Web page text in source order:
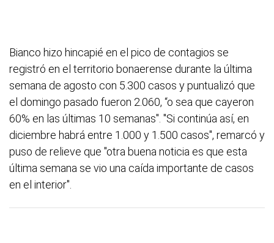
Bianco hizo hincapié en el pico de contagios se
registró en el territorio bonaerense durante la última
semana de agosto con 5.300 casos y puntualizó que
el domingo pasado fueron 2.060, “o sea que cayeron
60% en las últimas 10 semanas". "Si continúa así, en
diciembre habrá entre 1.000 y 1.500 casos", remarcó y
puso de relieve que "otra buena noticia es que esta
última semana se vio una caída importante de casos
en el interior".